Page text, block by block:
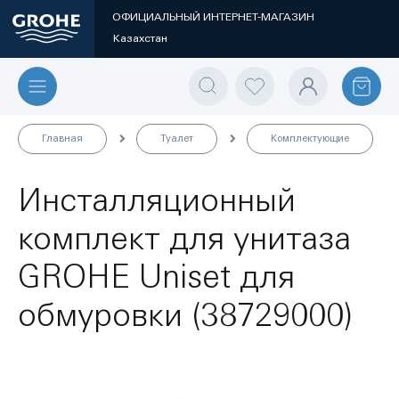
ОФИЦИАЛЬНЫЙ ИНТЕРНЕТ-МАГАЗИН
Казахстан
Главная Туалет Комплектующие
Инсталляционный
комплект для унитаза
GROHE Uniset для
обмуровки (38729000)